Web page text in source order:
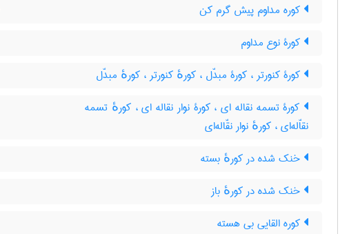
کوره مداوم پیش گرم کن
کورۀ نوع مداوم
کورۀ کنورتر ، کورۀ مبدّل ، کورهٔ کنورتر ، کورهٔ مبدّل
کورۀ تسمه نقاله ای ، کورۀ نوار نقاله ای ، کورهٔ تسمه
نقاّله‌ای ، کورهٔ نوار نقّاله‌ای
خنک شده در کورهٔ بسته
خنک شده در کورهٔ باز
کوره القایی بی هسته